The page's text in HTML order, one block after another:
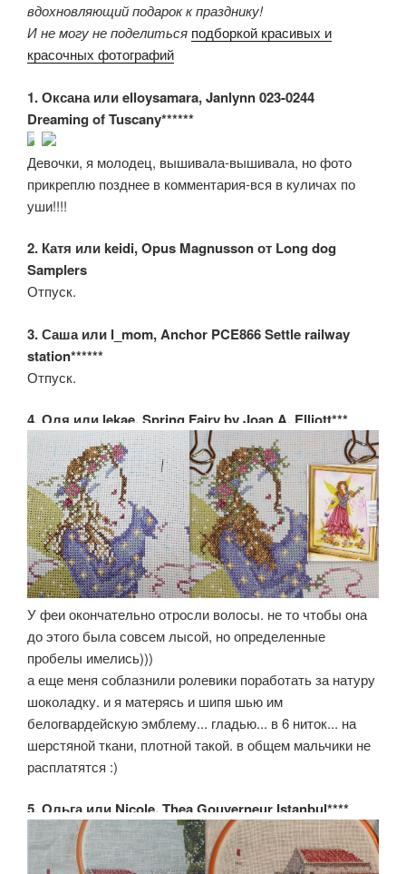
вдохновляющий подарок к празднику!
И не могу не поделиться подборкой красивых и
красочных фотографий
1. Оксана или elloysamara, Janlynn 023-0244
Dreaming of Tuscany******
Девочки, я молодец, вышивала-вышивала, но фото
прикреплю позднее в комментария-вся в куличах по
уши!!!!
2. Катя или keidi, Opus Magnusson от Long dog
Samplers
Отпуск.
3. Саша или l_mom, Anchor PCE866 Settle railway
station******
Отпуск.
4. Оля или lekae, Spring Fairy by Joan A. Elliott***
У феи окончательно отросли волосы. не то чтобы она
до этого была совсем лысой, но определенные
пробелы имелись)))
а еще меня соблазнили ролевики поработать за натуру
шоколадку. и я матерясь и шипя шью им
белогвардейскую эмблему... гладью... в 6 ниток... на
шерстяной ткани, плотной такой. в общем мальчики не
расплатятся :)
5. Ольга или Nicole, Thea Gouverneur Istanbul****